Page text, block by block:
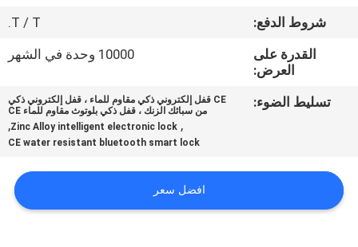
المعمل
الجودة
بنا
شروط الدفع:
T / T.
القدرة على
العرض:
10000 وحدة في الشهر
تسليط الضوء:
CE قفل إلكتروني ذكي مقاوم للماء ، قفل إلكتروني ذكي
من سبائك الزنك ، قفل ذكي بلوتوث مقاوم للماء CE
,
Zinc Alloy intelligent electronic lock
,
CE water resistant bluetooth smart lock
افضل سعر